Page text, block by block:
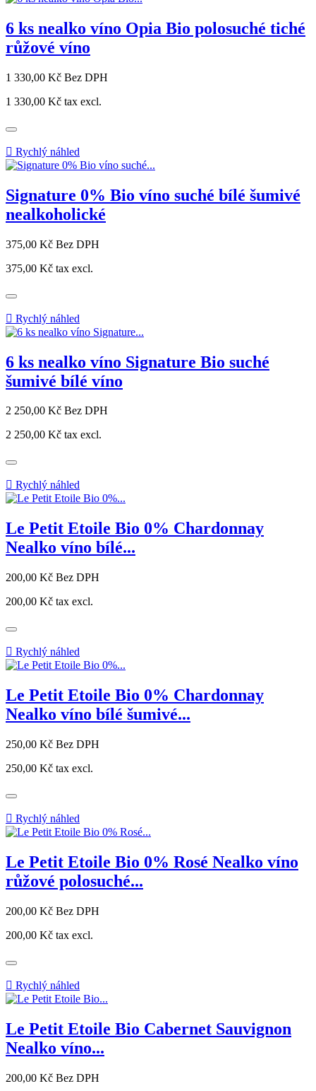
6 ks nealko víno Opia Bio polosuché tiché
růžové víno
Cena
1 330,00 Kč Bez DPH
1 330,00 Kč tax excl.
 Rychlý náhled
Signature 0% Bio víno suché bílé šumivé
nealkoholické
Cena
375,00 Kč Bez DPH
375,00 Kč tax excl.
 Rychlý náhled
6 ks nealko víno Signature Bio suché
šumivé bílé víno
Cena
2 250,00 Kč Bez DPH
2 250,00 Kč tax excl.
 Rychlý náhled
Le Petit Etoile Bio 0% Chardonnay
Nealko víno bílé...
Cena
200,00 Kč Bez DPH
200,00 Kč tax excl.
 Rychlý náhled
Le Petit Etoile Bio 0% Chardonnay
Nealko víno bílé šumivé...
Cena
250,00 Kč Bez DPH
250,00 Kč tax excl.
 Rychlý náhled
Le Petit Etoile Bio 0% Rosé Nealko víno
růžové polosuché...
Cena
200,00 Kč Bez DPH
200,00 Kč tax excl.
 Rychlý náhled
Le Petit Etoile Bio Cabernet Sauvignon
Nealko víno...
Cena
200,00 Kč Bez DPH